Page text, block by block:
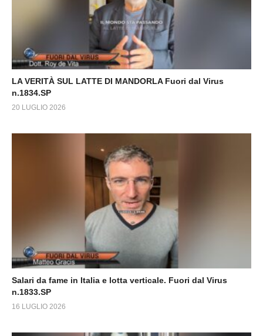
LA VERITÀ SUL LATTE DI MANDORLA Fuori dal Virus
n.1834.SP
20 LUGLIO 2026
Salari da fame in Italia e lotta verticale. Fuori dal Virus
n.1833.SP
16 LUGLIO 2026